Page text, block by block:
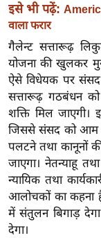
ल
बे
मि
सा
ल
श
ख्सि
य
त
यं
ग
इं
इसे भी पढ़ें:
वाला फरार
गैलेन्ट सत्तारूढ़
योजना की खुलकर
ऐसे विधेयक पर संसद
सत्तारूढ़ गठबंधन को
शक्ति मिल जाएगी।
जिससे संसद को आम
पलटने तथा कानूनों
जाएगा। नेतन्याहू
न्यायिक तथा
आलोचकों का कहना
में संतुलन बिगाड़
देगा।